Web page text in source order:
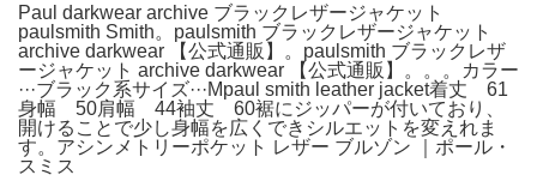
Paul darkwear archive ブラックレザージャケット
paulsmith Smith。paulsmith ブラックレザージャケット
archive darkwear 【公式通販】。paulsmith ブラックレザ
ージャケット archive darkwear 【公式通販】。。。カラー
···ブラック系サイズ···Mpaul smith leather jacket着丈 61
身幅 50肩幅 44袖丈 60裾にジッパーが付いており、
開けることで少し身幅を広くできシルエットを変えれま
す。アシンメトリーポケット レザー ブルゾン ｜ポール・
スミス